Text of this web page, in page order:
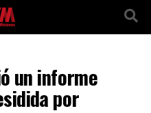
un informe
por